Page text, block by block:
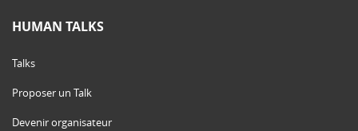
HUMAN TALKS
Talks
Proposer un Talk
Devenir organisateur